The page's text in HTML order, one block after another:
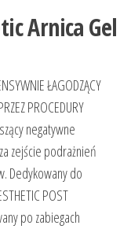
Arnica Gel
ŁAGODZĄCY
PROCEDURY
negatywne
zejście podrażnień
Dedykowany do
POST
po zabiegach